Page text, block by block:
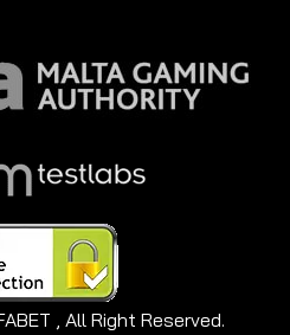
, All Right Reserved.